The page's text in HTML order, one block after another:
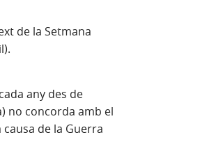
de la Setmana
any des de
no concorda amb el
de la Guerra